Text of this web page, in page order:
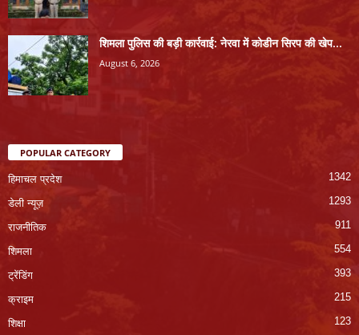
शिमला पुलिस की बड़ी कार्रवाई: नेरवा में कोडीन सिरप की खेप...
August 6, 2026
POPULAR CATEGORY
हिमाचल प्रदेश 1342
डेली न्यूज़ 1293
राजनीतिक 911
शिमला 554
ट्रेंडिंग 393
क्राइम 215
शिक्षा 123